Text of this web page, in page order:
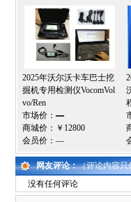
2025年沃尔沃卡车巴士挖
掘机专用检测仪VocomVol
vo/Ren
市场价： —
商城价： ￥12800
会员价： —
网友评论：（评论内容只
没有任何评论